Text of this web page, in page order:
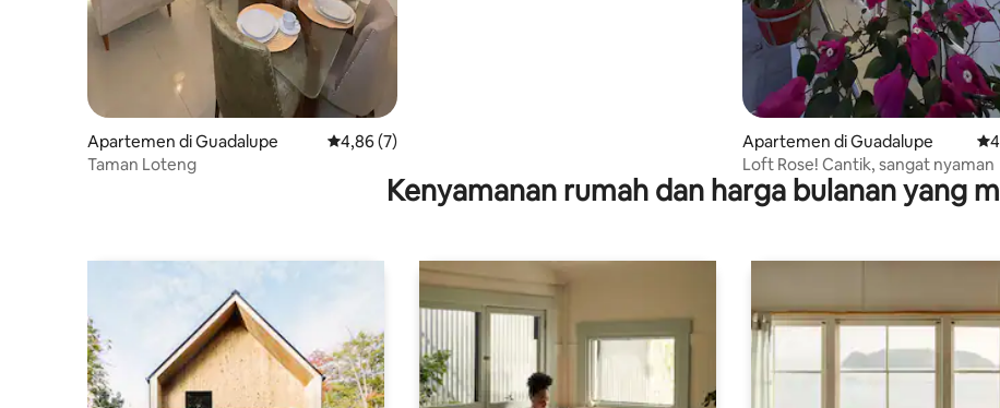
Apartemen di Guadalupe Nilai rata-rata 4,86 dari 5, 7 ulasan
4,86 (7)
Taman Loteng
Apartemen di Guadalupe
Loft Rose! Cantik, sangat nyaman
Kenyamanan rumah dan harga bulanan yang